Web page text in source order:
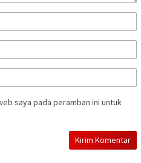
saya pada peramban ini untuk